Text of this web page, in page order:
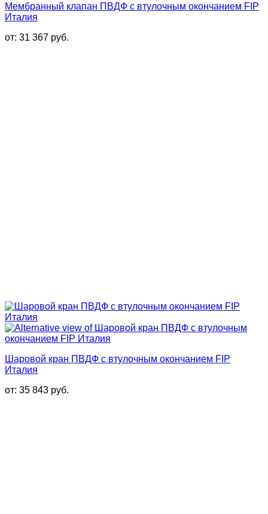
Мембранный клапан ПВДФ с втулочным окончанием FIP
Италия
от: 31 367 руб.
Шаровой кран ПВДФ с втулочным окончанием FIP
Италия
от: 35 843 руб.